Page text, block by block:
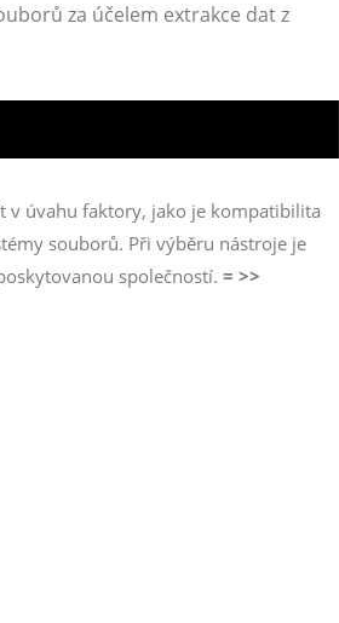
za účelem extrakce dat z
v úvahu faktory, jako je kompatibilita
souborů. Při výběru nástroje je
společností. = >>